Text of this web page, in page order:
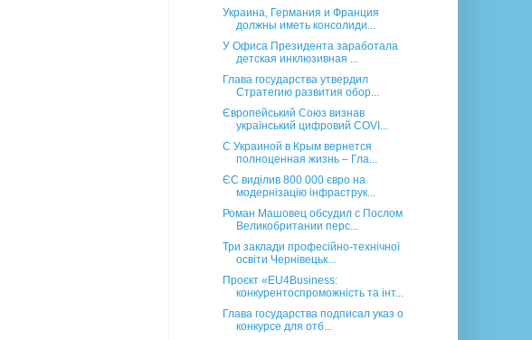
Украина, Германия и Франция
должны иметь консолиди...
У Офиса Президента заработала
детская инклюзивная ...
Глава государства утвердил
Стратегию развития обор...
Європейський Союз визнав
український цифровий COVI...
С Украиной в Крым вернется
полноценная жизнь – Гла...
ЄС виділив 800 000 євро на
модернізацію інфраструк...
Роман Машовец обсудил с Послом
Великобритании перс...
Три заклади професійно-технічної
освіти Чернівецьк...
Проєкт «EU4Business:
конкурентоспроможність та інт...
Глава государства подписал указ о
конкурсе для отб...